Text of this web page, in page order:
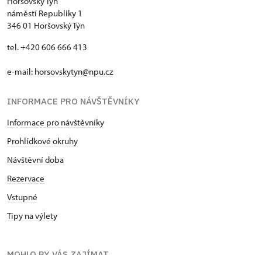
náměstí Republiky 1
346 01 Horšovský Týn
tel. +420 606 666 413
e-mail: horsovskytyn@npu.cz
INFORMACE PRO NÁVŠTĚVNÍKY
Informace pro návštěvníky
Prohlídkové okruhy
Návštěvní doba
Rezervace
Vstupné
Tipy na výlety